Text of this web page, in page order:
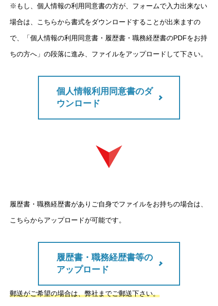
※もし、個人情報の利用同意書の方が、フォームで入力出来ない
場合は、 こちらから書式をダウンロードすることが出来ますの
で、「個人情報の利用同意書・履歴書・職務経歴書のPDFをお持
ちの方へ」の段落に進み、ファイルをアップロードして下さい。
個人情報利用同意書のダ
ウンロード
履歴書・職務経歴書がありご自身でファイルをお持ちの場合は、
こちらからアップロードが可能です。
履歴書・職務経歴書等の
アップロード
郵送がご希望の場合は、弊社までご郵送下さい。